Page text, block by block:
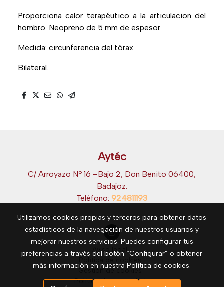
Proporciona calor terapéutico a la articulacion del
hombro. Neopreno de 5 mm de espesor.
Medida: circunferencia del tórax.
Bilateral.
Aytéc
C/ Arroyazo Nº 16 –Bajo 2, Don Benito 06400,
Badajoz.
Teléfono: 924811193
Aviso legal
Gestión de cookies
Política de privacidad
Utilizamos cookies propias y terceros para obtener datos
estadísticos de la navegación de nuestros usuarios y
mejorar nuestros servicios. Puedes configurar tus
preferencias a través del botón “Configurar” o obtener
más información en nuestra Política de cookies.